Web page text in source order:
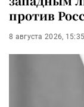
против
8 августа 2026, 15:35